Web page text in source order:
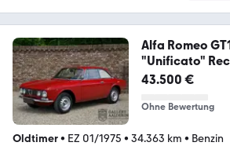
Alfa Romeo
"Unificato"
43.500 €
Ohne Bewertung
Oldtimer• EZ 01/1975 • 34.363 km • Benzin